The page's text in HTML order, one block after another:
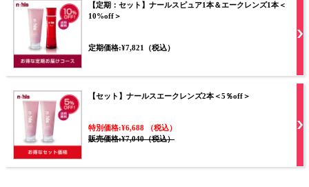
【定期：セット】ナールスピュア1本＆エークレンズ1本＜
10%off＞
定期価格:¥7,821（税込）
【セット】ナールスエークレンズ2本＜5％off＞
特別価格:¥6,688 （税込）
販売価格:¥7,040（税込）